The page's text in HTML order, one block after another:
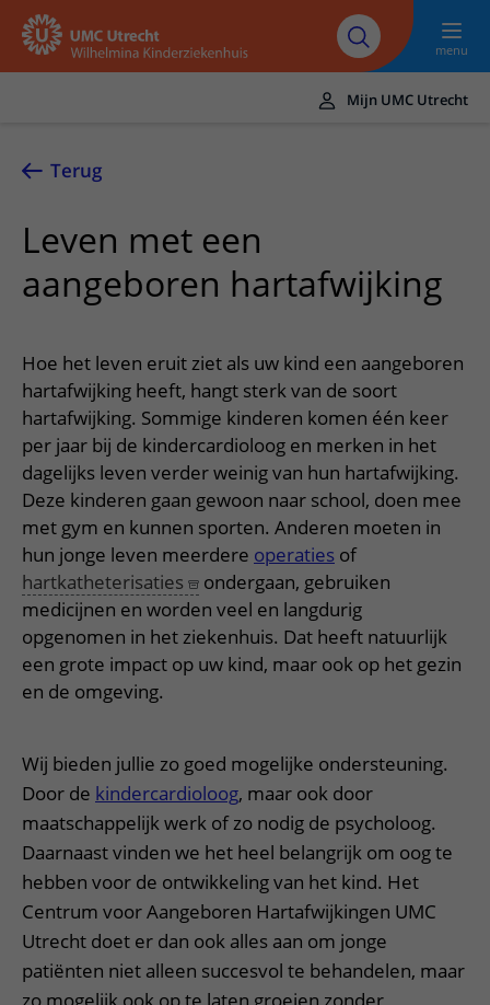
Naar hoofdinhoud
UMC
Utrecht
Research
Steun het
WKZ
menu
UMC Utrecht
Onze zorg
Ziektebeelden
Behandelingen
Specialismen
Poliklinieken
Verpleegafdelingen
Centra
Zorgverleners
Voor patiënten
Uw kind voorbereiden
Mijn kind heeft een (dag)opname
Mijn kind ligt op de IC
Ik ben zwanger of net bevallen
Onze poliklinieken
Onze verpleegafdelingen
Onze faciliteiten
Ondersteuning en begeleiding
Samen met kinderen en ouders
Regels en rechten
Zorgkosten
Wachttijden
Betere zorg door onderzoek
Over ons
Samenwerking
Historie WKZ
De organisatie
Werken in het WKZ
Onze Foundation
Contact en route
Spoed
Adres en route
Virtuele plattegrond
Meer UMC Utrecht
UMC Utrecht
Research
Werken bij het WKZ
Steun het WKZ
Mijn UMC Utrecht
Terug
Leven met een
aangeboren hartafwijking
Hoe het leven eruit ziet als uw kind een aangeboren
hartafwijking heeft, hangt sterk van de soort
hartafwijking. Sommige kinderen komen één keer
per jaar bij de kindercardioloog en merken in het
dagelijks leven verder weinig van hun hartafwijking.
Deze kinderen gaan gewoon naar school, doen mee
met gym en kunnen sporten. Anderen moeten in
hun jonge leven meerdere operaties of
hartkatheterisaties
ondergaan, gebruiken
medicijnen en worden veel en langdurig
opgenomen in het ziekenhuis. Dat heeft natuurlijk
een grote impact op uw kind, maar ook op het gezin
en de omgeving.
Wij bieden jullie zo goed mogelijke ondersteuning.
Door de kindercardioloog, maar ook door
maatschappelijk werk of zo nodig de psycholoog.
Daarnaast vinden we het heel belangrijk om oog te
hebben voor de ontwikkeling van het kind. Het
Centrum voor Aangeboren Hartafwijkingen UMC
Utrecht doet er dan ook alles aan om jonge
patiënten niet alleen succesvol te behandelen, maar